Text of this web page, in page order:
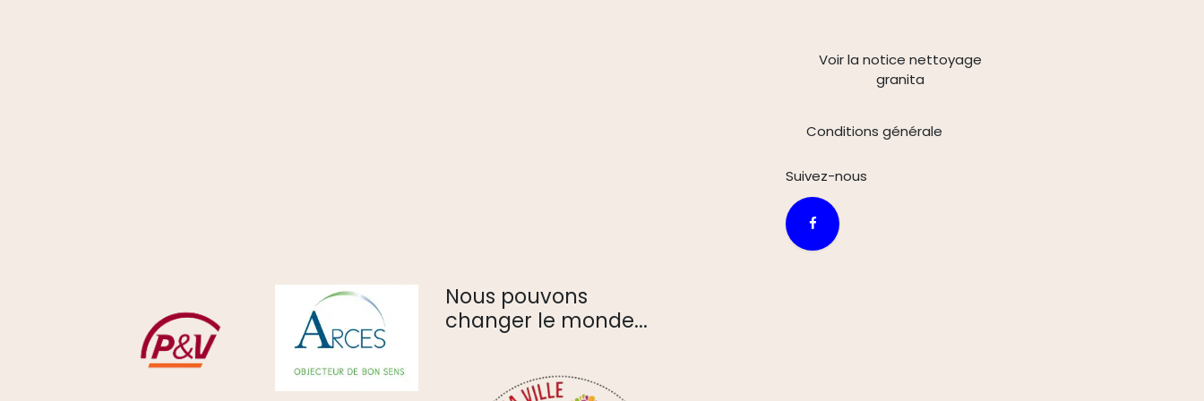
Voir la notice nettoyage
granita
Conditions générale
Suivez-nous
Nous pouvons
changer le monde...